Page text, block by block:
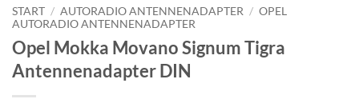
START / AUTORADIO ANTENNENADAPTER / OPEL
AUTORADIO ANTENNENADAPTER
Opel Mokka Movano Signum Tigra
Antennenadapter DIN